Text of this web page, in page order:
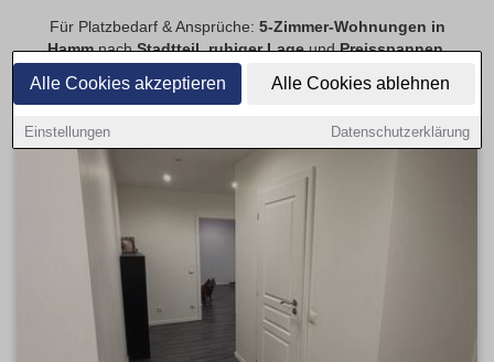
Alle Cookies akzeptieren Alle Cookies ablehnen
Einstellungen Datenschutzerklärung
Für Platzbedarf & Ansprüche: 5-Zimmer-Wohnungen in
HammnachStadtteil,ruhiger LageundPreisspannen.
Angebote mit passender Ausstattung.